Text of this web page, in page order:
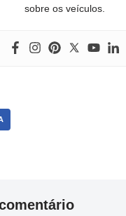
sobre os veículos.